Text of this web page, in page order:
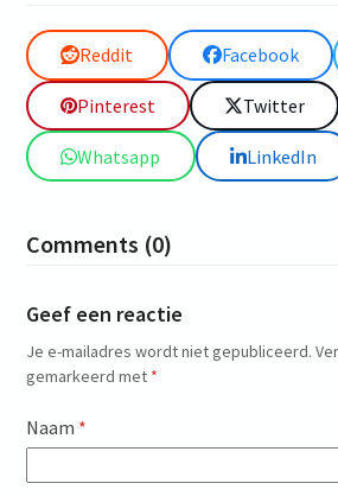
Reddit Facebook
Pinterest Twitter
Whatsapp LinkedIn
Comments (0)
Geef een reactie
Je e-mailadres wordt niet gepubliceerd.
gemarkeerd met *
Naam *